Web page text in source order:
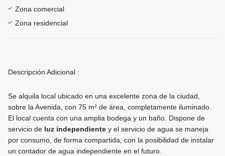
Zona comercial
Zona residencial
Descripción Adicional :
Se alquila local ubicado en una excelente zona de la ciudad,
sobre la Avenida, con 75 m² de área, completamente iluminado.
El local cuenta con una amplia bodega y un baño. Dispone de
servicio de luz independiente y el servicio de agua se maneja
por consumo, de forma compartida, con la posibilidad de instalar
un contador de agua independiente en el futuro.